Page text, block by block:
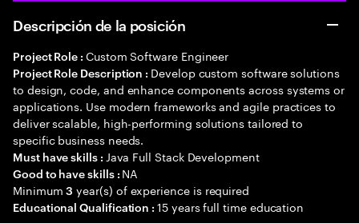
Descripción de la posición
Project Role : Custom Software Engineer
Project Role Description : Develop custom software solutions
to design, code, and enhance components across systems or
applications. Use modern frameworks and agile practices to
deliver scalable, high-performing solutions tailored to
specific business needs.
Must have skills : Java Full Stack Development
Good to have skills : NA
Minimum3 year(s) of experience is required
Educational Qualification :15 years full time education